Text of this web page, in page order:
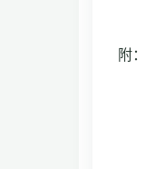
附：